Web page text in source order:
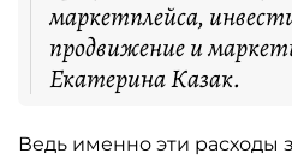
маркетплейса,
продвижение и
Екатерина Казак.
Ведь именно эти расходы